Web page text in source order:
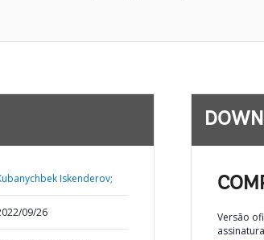
Iskenderov;
09/26
Versão